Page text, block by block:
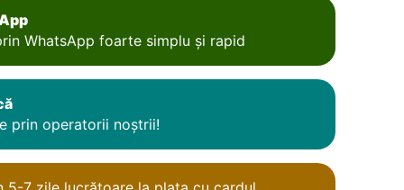
WhatsApp foarte simplu și rapid
prin operatorii noștrii!